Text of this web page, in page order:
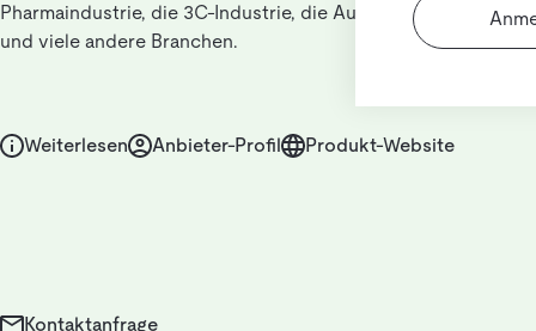
Pharmaindustrie, die 3C-Industrie, die Automobilindustrie
und viele andere Branchen.
Weiterlesen Anbieter-Profil Produkt-Website
Kontaktanfrage